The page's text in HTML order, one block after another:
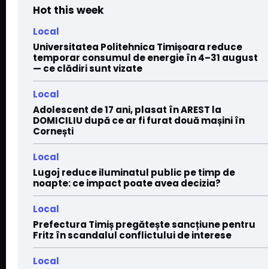
Hot this week
Local
Universitatea Politehnica Timișoara reduce
temporar consumul de energie în 4–31 august
— ce clădiri sunt vizate
Local
Adolescent de 17 ani, plasat în AREST la
DOMICILIU după ce ar fi furat două mașini în
Cornești
Local
Lugoj reduce iluminatul public pe timp de
noapte: ce impact poate avea decizia?
Local
Prefectura Timiș pregătește sancțiune pentru
Fritz în scandalul conflictului de interese
Local